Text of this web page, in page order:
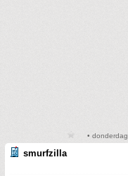
•
smurfzilla